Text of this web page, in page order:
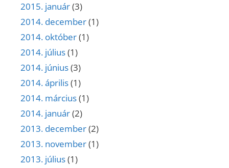
2015. január(3)
2014. december(1)
2014. október(1)
2014. július(1)
2014. június(3)
2014. április(1)
2014. március(1)
2014. január(2)
2013. december(2)
2013. november(1)
2013. július(1)